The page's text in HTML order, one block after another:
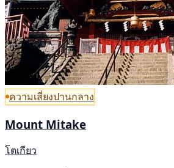
ความเสี่ยงปานกลาง
Mount Mitake
โตเกียว